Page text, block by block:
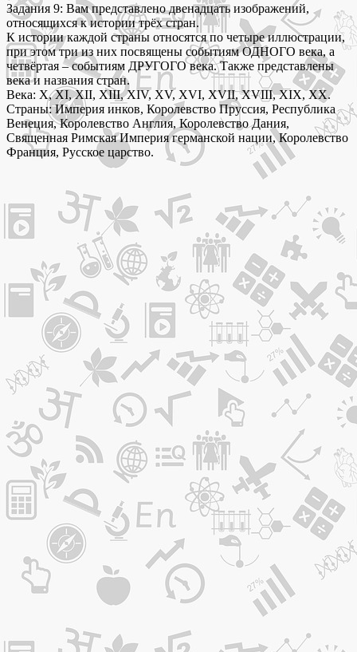
Задания 9: Вам представлено двенадцать изображений,
относящихся к истории трёх стран.
К истории каждой страны относятся по четыре иллюстрации,
при этом три из них посвящены событиям ОДНОГО века, а
четвёртая – событиям ДРУГОГО века. Также представлены
века и названия стран.
Века: X, XI, XII, XIII, XIV, XV, XVI, XVII, XVIII, XIX, XX.
Страны: Империя инков, Королевство Пруссия, Республика
Венеция, Королевство Англия, Королевство Дания,
Священная Римская Империя германской нации, Королевство
Франция, Русское царство.